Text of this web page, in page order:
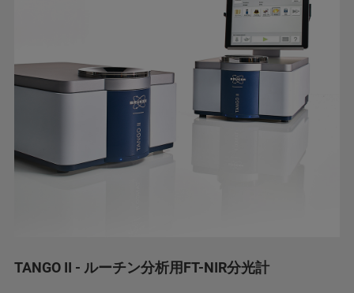
TANGO II - ルーチン分析用FT-NIR分光計